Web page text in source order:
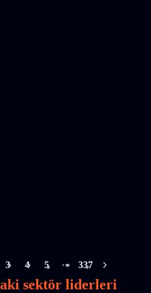
3 4 5
More pages
337
sektör liderleri